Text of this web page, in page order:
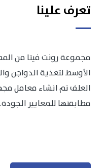
تعرف علينا
مجموعة رونت فيتا من
الأوسط لتغذية الدواجن
العلف تم انشاء معامل
مطابقتها للمعايير